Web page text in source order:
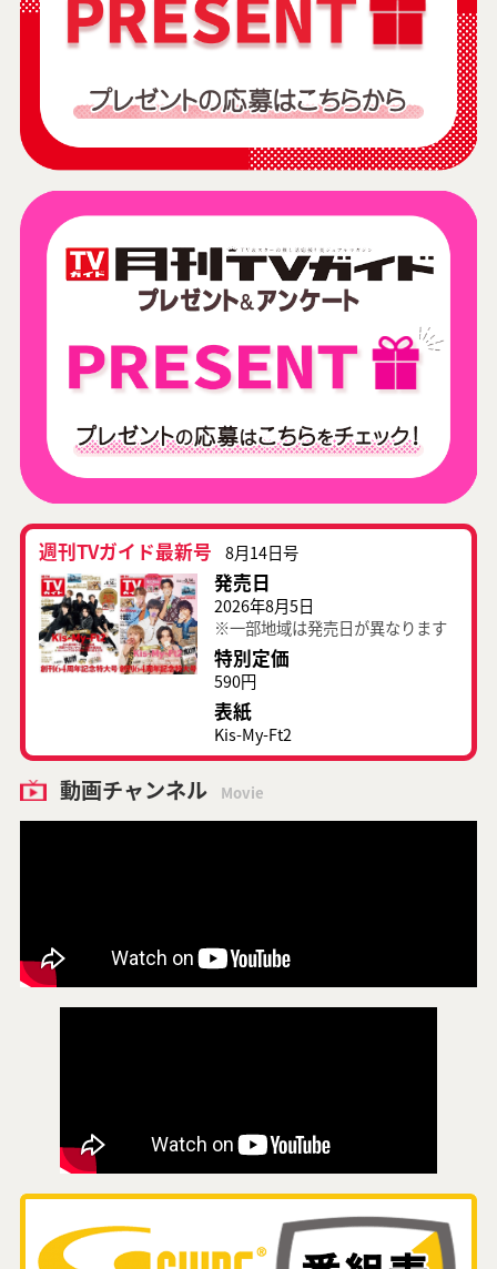
週刊TVガイド最新号 8月14日号
発売日
2026年8月5日
※一部地域は発売日が異なります
特別定価
590円
表紙
Kis-My-Ft2
動画チャンネル Movie